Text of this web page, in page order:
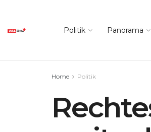
Politik Panorama
Home Politik